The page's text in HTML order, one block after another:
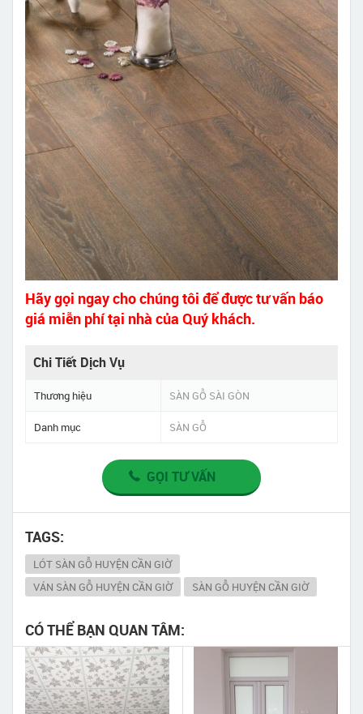
Hãy gọi ngay cho chúng tôi để được tư vấn báo
giá miễn phí tại nhà của Quý khách.
Chi Tiết Dịch Vụ
Thương hiệu SÀN GỖ SÀI GÒN
Danh mục SÀN GỖ
GỌI TƯ VẤN
TAGS:
LÓT SÀN GỖ HUYỆN CẦN GIỜ
VÁN SÀN GỖ HUYỆN CẦN GIỜ
SÀN GỖ HUYỆN CẦN GIỜ
CÓ THỂ BẠN QUAN TÂM: